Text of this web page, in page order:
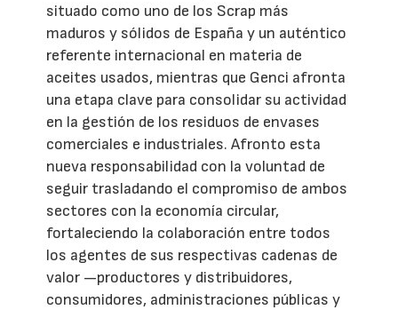
situado como uno de los Scrap más
maduros y sólidos de España y un auténtico
referente internacional en materia de
aceites usados, mientras que Genci afronta
una etapa clave para consolidar su actividad
en la gestión de los residuos de envases
comerciales e industriales. Afronto esta
nueva responsabilidad con la voluntad de
seguir trasladando el compromiso de ambos
sectores con la economía circular,
fortaleciendo la colaboración entre todos
los agentes de sus respectivas cadenas de
valor —productores y distribuidores,
consumidores, administraciones públicas y